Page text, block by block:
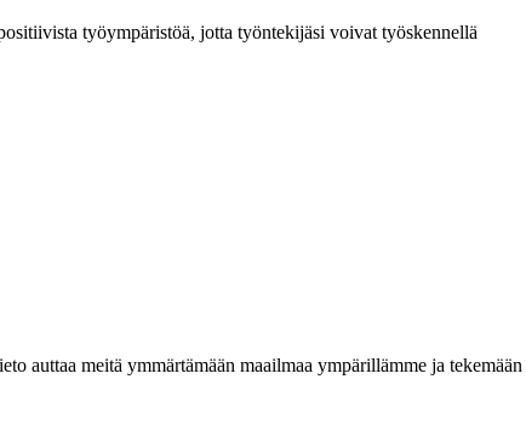
työympäristöä, jotta työntekijäsi voivat työskennellä
auttaa meitä ymmärtämään maailmaa ympärillämme ja tekemään